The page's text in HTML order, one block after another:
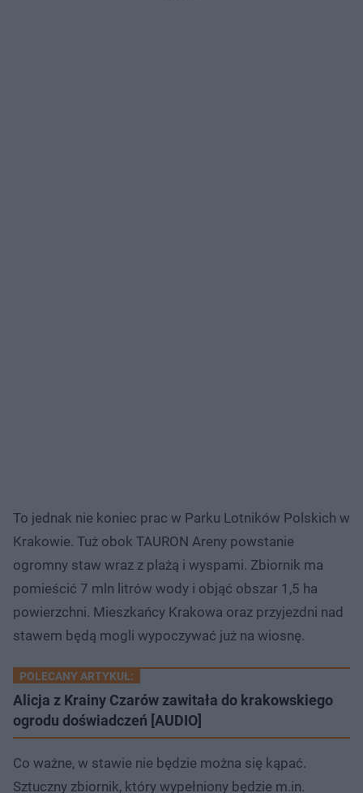
To jednak nie koniec prac w Parku Lotników Polskich w
Krakowie. Tuż obok TAURON Areny powstanie
ogromny staw wraz z plażą i wyspami. Zbiornik ma
pomieścić 7 mln litrów wody i objąć obszar 1,5 ha
powierzchni. Mieszkańcy Krakowa oraz przyjezdni nad
stawem będą mogli wypoczywać już na wiosnę.
POLECANY ARTYKUŁ:
Alicja z Krainy Czarów zawitała do krakowskiego
ogrodu doświadczeń [AUDIO]
Co ważne, w stawie nie będzie można się kąpać.
Sztuczny zbiornik, który wypełniony będzie m.in.